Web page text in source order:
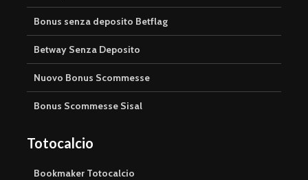
Bonus senza deposito Betflag
Betway Senza Deposito
Nuovo Bonus Scommesse
Bonus Scommesse Sisal
Totocalcio
Bookmaker Totocalcio